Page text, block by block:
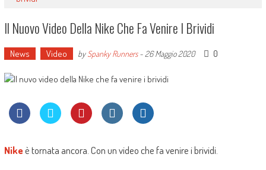
Il Nuovo Video Della Nike Che Fa Venire I Brividi
News Video bySpanky Runners- 26 Maggio 2020 0
Nikeè tornata ancora. Con un video che fa venire i brividi.